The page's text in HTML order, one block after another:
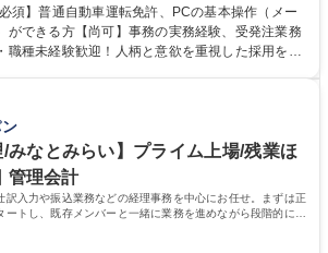
を担当します。 ■受注・発注業務：FA
発注データのプリントアウト、各仕入先・協力会
頼等 ■納品書・請求書の作成および発送手配 ■商
日130日
須】普通自動車運転免許、PCの基本操作（メー
ができる方【尚可】事務の実務経験、受発注業務
種未経験歓迎！人柄と意欲を重視した採用を行
に対応できる方、約束を守り正確に作業を進めら
高度なPCスキルや関数知識は一切不要です。丁
るため、安心してお仕事をスタートしていただけ
みなとみらい】プライム上場/残業ほ
管理会計
訳入力や振込業務などの経理事務を中心にお任せ。まずは正
トし、既存メンバーと一緒に業務を進めながら段階的に経
ます。